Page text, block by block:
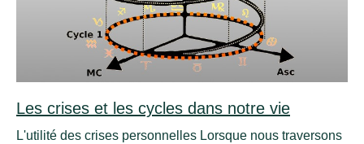
Les crises et les cycles dans notre vie
L'utilité des crises personnelles Lorsque nous traversons